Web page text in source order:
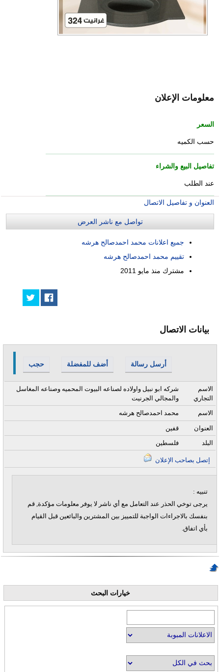
معلومات الإعلان
السعر
حسب الكميه
تفاصيل البيع والشراء
عند الطلب
العنوان و تفاصيل الاتصال
تواصل مع ناشر العرض
جميع اعلانات محمد احمدصالح هرشه
تقييم محمد احمدصالح هرشه
مشترك منذ مايو 2011
بيانات الاتصال
حجب أضف للمفضلة أرسل رسالة
شركه ابو نبيل واولاده لصناعه البيوت المحميه وصناعه المغاسل
والمجالي الجرنيت
الاسم
التجاري
محمد احمدصالح هرشه
الاسم
قفين
العنوان
فلسطين
البلد
تنبيه :
يرجى توخي الحذر عند التعامل مع أي ناشر لا يوفر معلومات مؤكدة, قم
بنفسك بالاجراءات الواجبة للتمييز بين المشترين والبائعين قبل القيام
بأي اتفاق.
خيارات البحث